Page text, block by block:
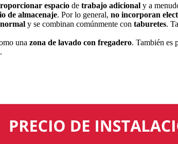
espacio de trabajo adicional y a
de almacenaje. Por lo general, no incorporan
y se combinan comúnmente con taburetes.
una zona de lavado con fregadero. También es